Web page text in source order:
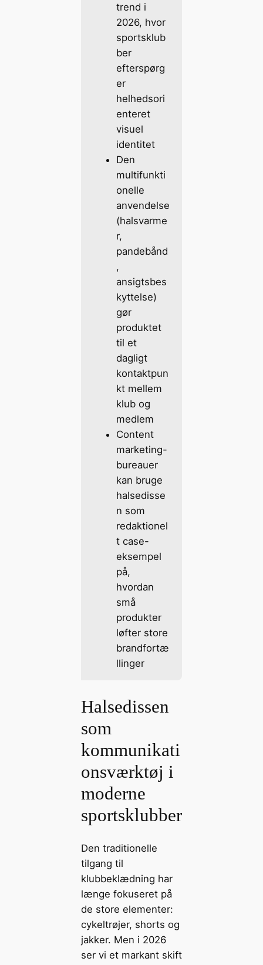
trend i
2026, hvor
sportsklub
ber
efterspørg
er
helhedsori
enteret
visuel
identitet
Den
multifunkti
onelle
anvendelse
(halsvarme
r,
pandebånd
,
ansigtsbes
kyttelse)
gør
produktet
til et
dagligt
kontaktpun
kt mellem
klub og
medlem
Content
marketing-
bureauer
kan bruge
halsedisse
n som
redaktionel
t case-
eksempel
på,
hvordan
små
produkter
løfter store
brandfortæ
llinger
Halsedissen
som
kommunikati
onsværktøj i
moderne
sportsklubber
Den traditionelle
tilgang til
klubbeklædning har
længe fokuseret på
de store elementer:
cykeltrøjer, shorts og
jakker. Men i 2026
ser vi et markant skift